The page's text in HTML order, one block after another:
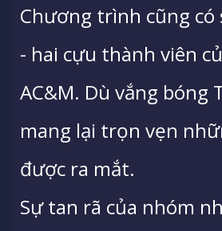
Chương trình cũng có
- hai cựu thành viên
AC&M. Dù vắng bóng
mang lại trọn vẹn
được ra mắt.
Sự tan rã của nhóm